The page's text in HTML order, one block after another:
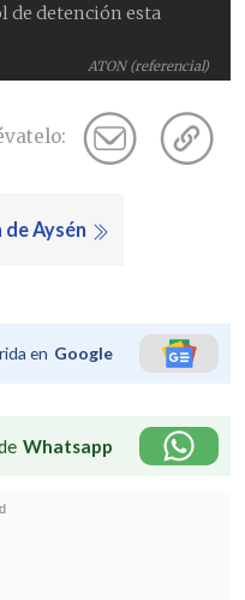
ATON (referencial)
de detención esta
Aysén
en Google
Whatsapp